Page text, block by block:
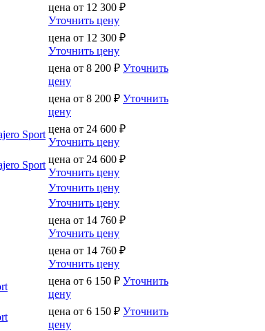
цена от 12 300 ₽
Уточнить цену
цена от 12 300 ₽
Уточнить цену
цена от 8 200 ₽ Уточнить
цену
цена от 8 200 ₽ Уточнить
цену
Sport цена от 24 600 ₽
Уточнить цену
Sport цена от 24 600 ₽
Уточнить цену
Уточнить цену
Уточнить цену
цена от 14 760 ₽
Уточнить цену
цена от 14 760 ₽
Уточнить цену
цена от 6 150 ₽ Уточнить
цену
цена от 6 150 ₽ Уточнить
цену